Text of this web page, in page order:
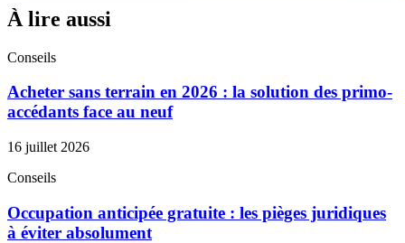
À lire aussi
Conseils
Acheter sans terrain en 2026 : la solution des primo-
accédants face au neuf
16 juillet 2026
Conseils
Occupation anticipée gratuite : les pièges juridiques
à éviter absolument